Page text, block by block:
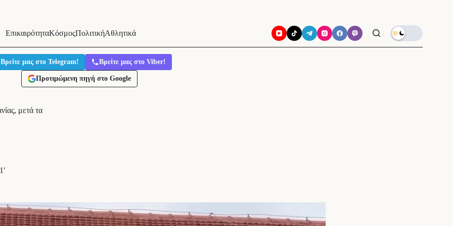
ΕπικαιρότηταΚόσμοςΠολιτικήΑθλητικά
Βρείτε μας στο Telegram! Βρείτε μας στο Viber!
Προτιμώμενη πηγή στο Google
μετά τα
1′